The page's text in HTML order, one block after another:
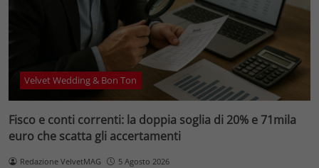
Velvet Wedding & Bon Ton
Fisco e conti correnti: la doppia soglia di 20% e 71mila
euro che scatta gli accertamenti
Redazione VelvetMAG 5 Agosto 2026